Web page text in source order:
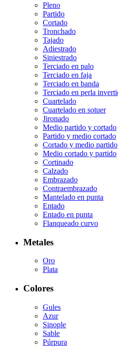
Pleno
Partido
Cortado
Tronchado
Tajado
Adiestrado
Siniestrado
Terciado en palo
Terciado en faja
Terciado en banda
Terciado en perla
Cuartelado
Cuartelado en sotuer
Jironado
Medio partido y cortado
Partido y medio cortado
Cortado y medio partido
Medio cortado y partido
Cortinado
Calzado
Embrazado
Contraembrazado
Mantelado en punta
Entado
Entado en punta
Flanqueado curvo
Metales
Oro
Plata
Colores
Gules
Azur
Sinople
Sable
Púrpura